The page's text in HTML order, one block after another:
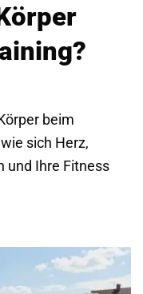
beim
sich Herz,
und Ihre Fitness